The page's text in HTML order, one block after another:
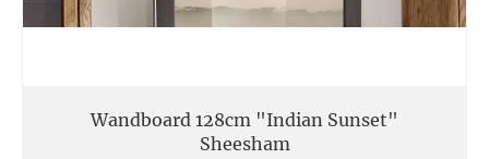
Wandboard 128cm "Indian Sunset"
Sheesham